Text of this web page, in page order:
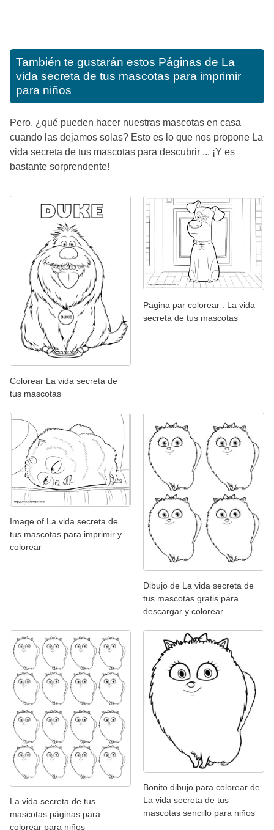
También te gustarán estos Páginas de La
vida secreta de tus mascotas para imprimir
para niños
Pero, ¿qué pueden hacer nuestras mascotas en casa
cuando las dejamos solas? Esto es lo que nos propone La
vida secreta de tus mascotas para descubrir ... ¡Y es
bastante sorprendente!
Colorear La vida secreta de
tus mascotas
Pagina par colorear : La vida
secreta de tus mascotas
Image of La vida secreta de
tus mascotas para imprimir y
colorear
Dibujo de La vida secreta de
tus mascotas gratis para
descargar y colorear
La vida secreta de tus
mascotas páginas para
colorear para niños
Bonito dibujo para colorear de
La vida secreta de tus
mascotas sencillo para niños